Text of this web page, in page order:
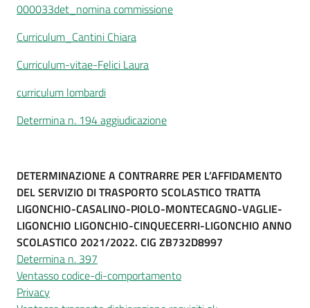
000033det_nomina commissione
Curriculum_Cantini Chiara
Curriculum-vitae-Felici Laura
curriculum lombardi
Determina n. 194 aggiudicazione
DETERMINAZIONE A CONTRARRE PER L’AFFIDAMENTO
DEL SERVIZIO DI TRASPORTO SCOLASTICO TRATTA
LIGONCHIO-CASALINO-PIOLO-MONTECAGNO-VAGLIE-
LIGONCHIO LIGONCHIO-CINQUECERRI-LIGONCHIO ANNO
SCOLASTICO 2021/2022. CIG ZB732D8997
Determina n. 397
Ventasso codice-di-comportamento
Privacy